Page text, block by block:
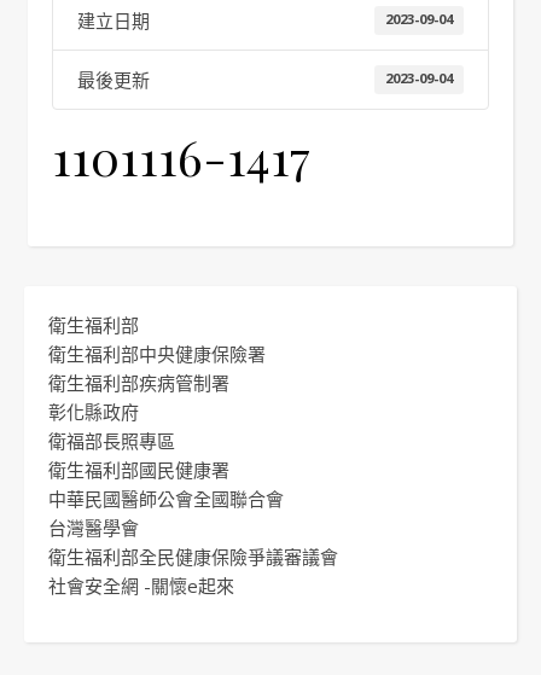
建立日期 2023-09-04
最後更新 2023-09-04
1101116-1417
衛生福利部
衛生福利部中央健康保險署
衛生福利部疾病管制署
彰化縣政府
衛福部長照專區
衛生福利部國民健康署
中華民國醫師公會全國聯合會
台灣醫學會
衛生福利部全民健康保險爭議審議會
社會安全網 -關懷e起來